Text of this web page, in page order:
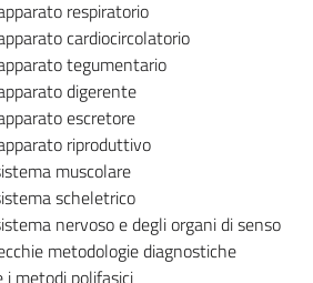
respiratorio
cardiocircolatorio
tegumentario
digerente
escretore
riproduttivo
muscolare
scheletrico
nervoso e degli organi di senso
metodologie diagnostiche
i metodi polifasici